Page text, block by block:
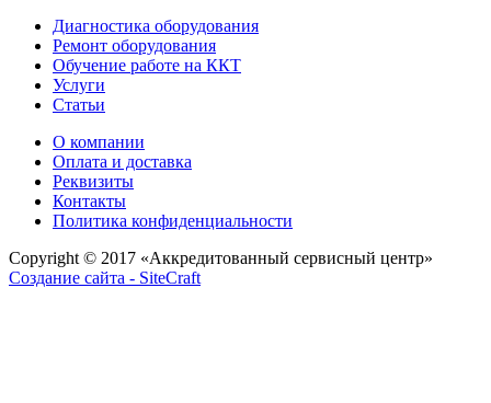
Диагностика оборудования
Ремонт оборудования
Обучение работе на ККТ
Услуги
Статьи
О компании
Оплата и доставка
Реквизиты
Контакты
Политика конфиденциальности
Copyright © 2017 «Аккредитованный сервисный центр»
Создание сайта - SiteCraft